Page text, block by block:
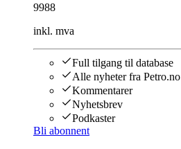
9988
inkl. mva
Full tilgang til database
Alle nyheter fra Petro.no
Kommentarer
Nyhetsbrev
Podkaster
Bli abonnent